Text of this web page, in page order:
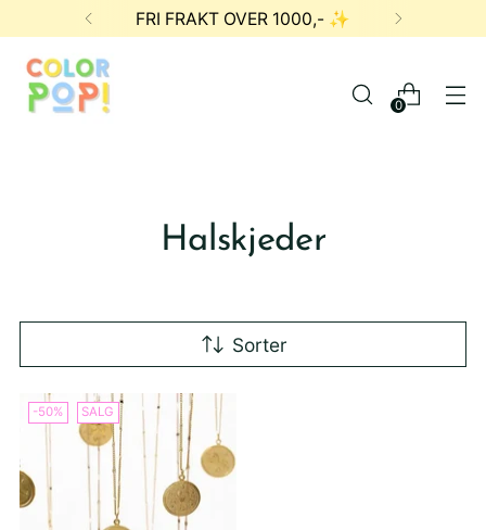
FRI FRAKT OVER 1000,- ✨
0
Halskjeder
Sorter
-50% SALG